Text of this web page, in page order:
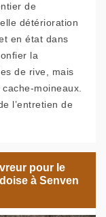
de
détérioration
en état dans
la
de rive, mais
moineaux.
l’entretien de
pour le
à Senven